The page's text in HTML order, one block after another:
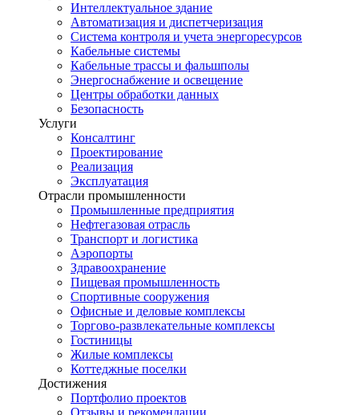
Интеллектуальное здание
Автоматизация и диспетчеризация
Система контроля и учета энергоресурсов
Кабельные системы
Кабельные трассы и фальшполы
Энергоснабжение и освещение
Центры обработки данных
Безопасность
Услуги
Консалтинг
Проектирование
Реализация
Эксплуатация
Отрасли промышленности
Промышленные предприятия
Нефтегазовая отрасль
Транспорт и логистика
Аэропорты
Здравоохранение
Пищевая промышленность
Спортивные сооружения
Офисные и деловые комплексы
Торгово-развлекательные комплексы
Гостиницы
Жилые комплексы
Коттеджные поселки
Достижения
Портфолио проектов
Отзывы и рекомендации